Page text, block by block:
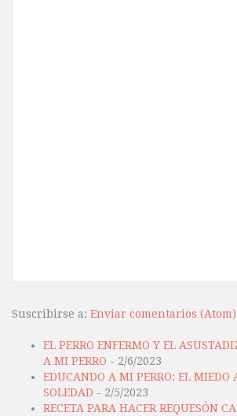
Suscribirse a: Enviar comentarios (Atom)
EL PERRO ENFERMO Y EL
A MI PERRO - 2/6/2023
EDUCANDO A MI PERRO: EL MIEDO
SOLEDAD - 2/5/2023
RECETA PARA HACER REQUESÓN